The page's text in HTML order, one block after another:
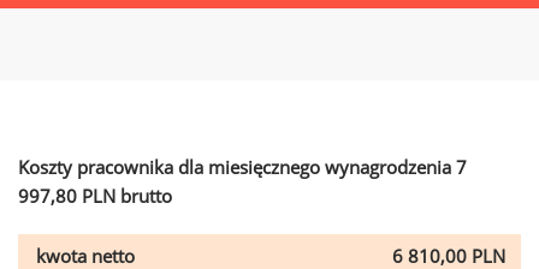
Koszty pracownika dla miesięcznego wynagrodzenia 7
997,80 PLN brutto
kwota netto
6 810,00 PLN